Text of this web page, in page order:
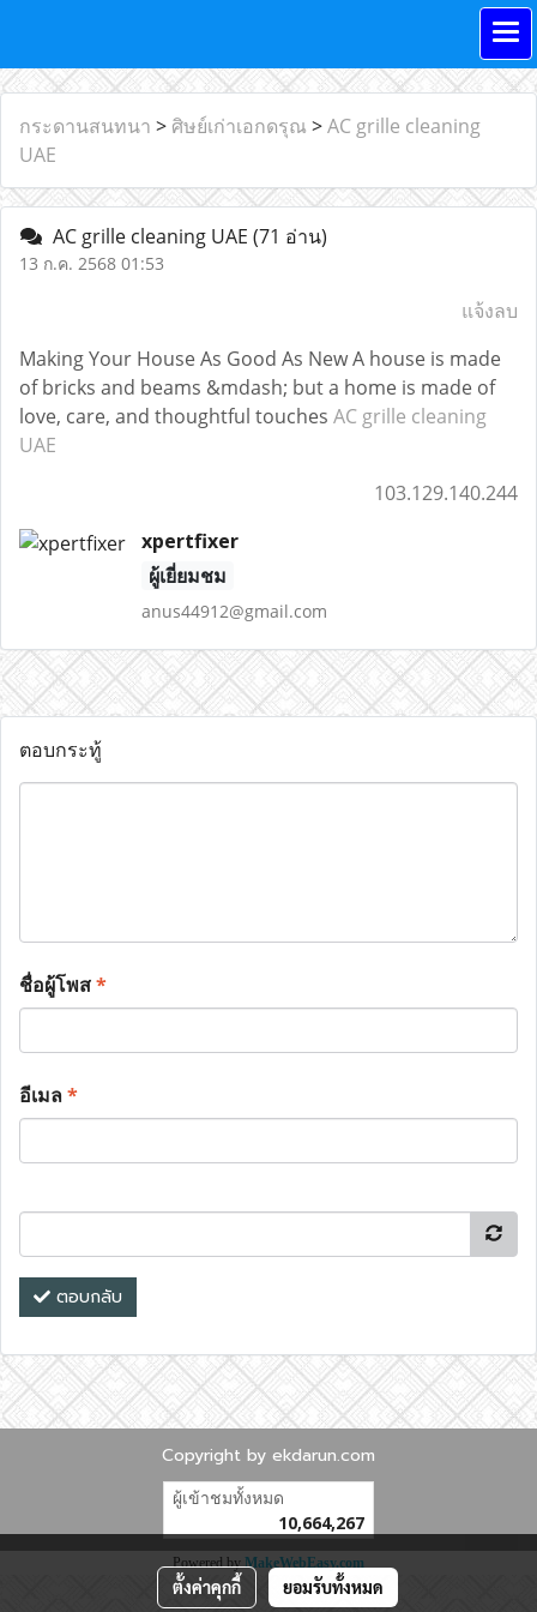
กระดานสนทนา > ศิษย์เก่าเอกดรุณ >AC grille cleaning
UAE
AC grille cleaning UAE (71 อ่าน)
13 ก.ค. 2568 01:53
แจ้งลบ
Making Your House As Good As New A house is made
of bricks and beams &mdash; but a home is made of
love, care, and thoughtful touches AC grille cleaning
UAE
103.129.140.244
xpertfixer
ผู้เยี่ยมชม
anus44912@gmail.com
ตอบกระทู้
ชื่อผู้โพส*
อีเมล*
ตอบกลับ
Copyright by ekdarun.com
ผู้เข้าชมทั้งหมด
10,664,267
Powered byMakeWebEasy.com
ตั้งค่าคุกกี้ ยอมรับทั้งหมด